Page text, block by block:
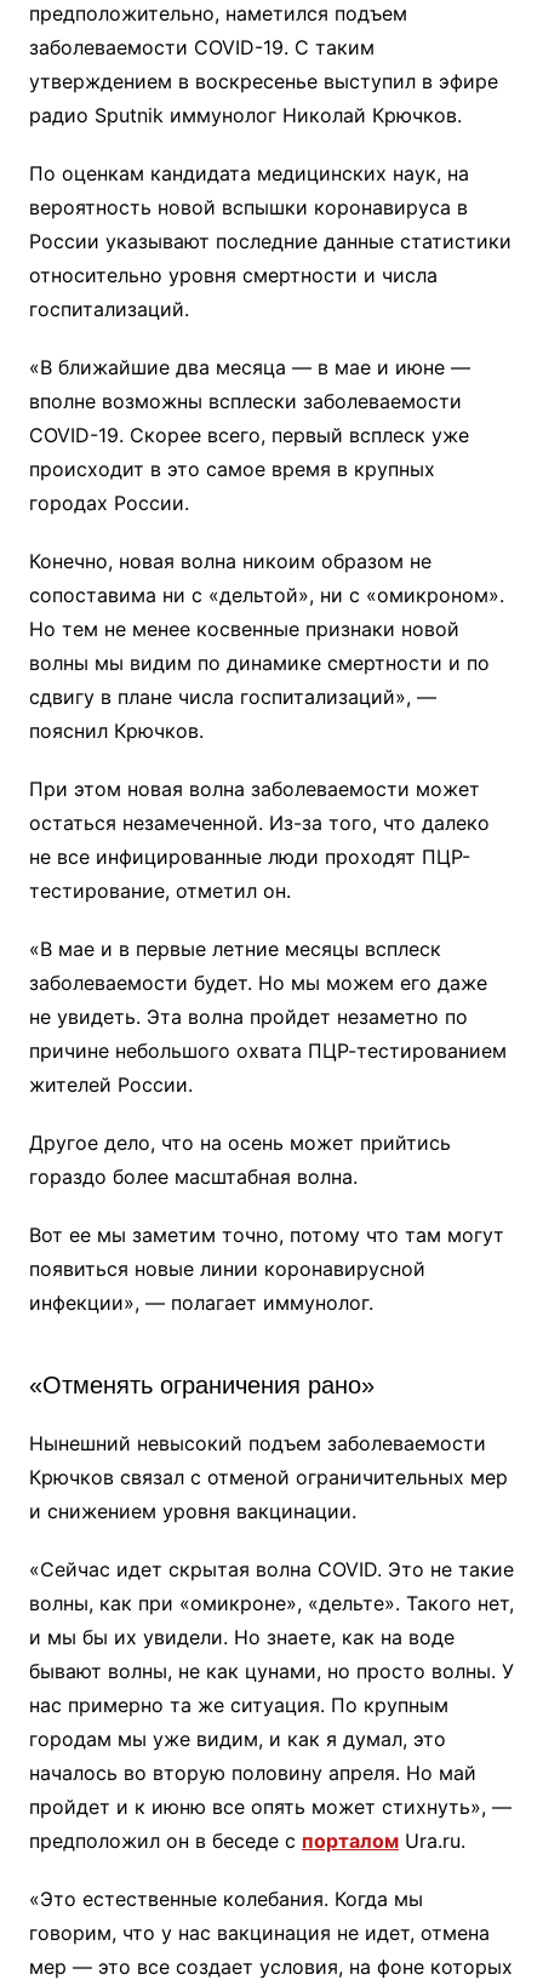
предположительно, наметился подъем
заболеваемости COVID-19. С таким
утверждением в воскресенье выступил в эфире
радио Sputnik иммунолог Николай Крючков.
По оценкам кандидата медицинских наук, на
вероятность новой вспышки коронавируса в
России указывают последние данные статистики
относительно уровня смертности и числа
госпитализаций.
«В ближайшие два месяца — в мае и июне —
вполне возможны всплески заболеваемости
COVID-19. Скорее всего, первый всплеск уже
происходит в это самое время в крупных
городах России.
Конечно, новая волна никоим образом не
сопоставима ни с «дельтой», ни с «омикроном».
Но тем не менее косвенные признаки новой
волны мы видим по динамике смертности и по
сдвигу в плане числа госпитализаций», —
пояснил Крючков.
При этом новая волна заболеваемости может
остаться незамеченной. Из-за того, что далеко
не все инфицированные люди проходят ПЦР-
тестирование, отметил он.
«В мае и в первые летние месяцы всплеск
заболеваемости будет. Но мы можем его даже
не увидеть. Эта волна пройдет незаметно по
причине небольшого охвата ПЦР-тестированием
жителей России.
Другое дело, что на осень может прийтись
гораздо более масштабная волна.
Вот ее мы заметим точно, потому что там могут
появиться новые линии коронавирусной
инфекции», — полагает иммунолог.
«Отменять ограничения рано»
Нынешний невысокий подъем заболеваемости
Крючков связал с отменой ограничительных мер
и снижением уровня вакцинации.
«Сейчас идет скрытая волна COVID. Это не такие
волны, как при «омикроне», «дельте». Такого нет,
и мы бы их увидели. Но знаете, как на воде
бывают волны, не как цунами, но просто волны. У
нас примерно та же ситуация. По крупным
городам мы уже видим, и как я думал, это
началось во вторую половину апреля. Но май
пройдет и к июню все опять может стихнуть», —
предположил он в беседе с порталомUra.ru.
«Это естественные колебания. Когда мы
говорим, что у нас вакцинация не идет, отмена
мер — это все создает условия, на фоне которых